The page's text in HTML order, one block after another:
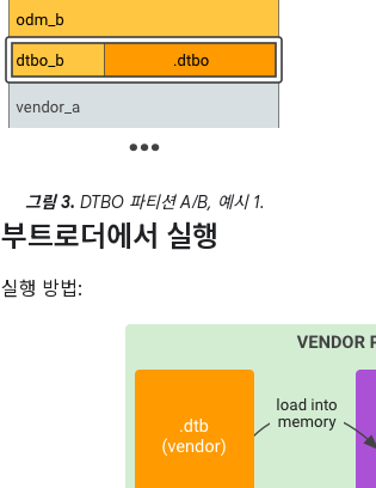
그림 3. DTBO 파티션 A/B, 예시 1.
부트로더에서 실행
실행 방법: